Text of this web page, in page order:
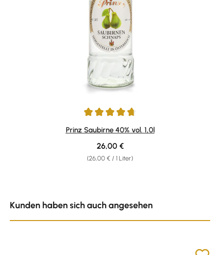
Durchschnittliche Bewertung von 4.78 von 5 Sternen
Prinz Saubirne 40% vol. 1,0l
(26,00 € / 1 Liter)
Regulärer Preis:
26,00 €
Kunden haben sich auch angesehen